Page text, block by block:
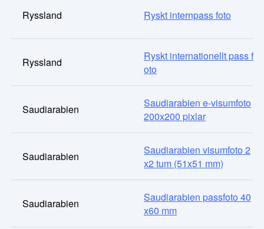
Ryssland Ryskt internpass foto
Ryssland
Ryskt internationellt pass f
oto
Saudiarabien
Saudiarabien e-visumfoto
200x200 pixlar
Saudiarabien
Saudiarabien visumfoto 2
x2 tum (51x51 mm)
Saudiarabien
Saudiarabien passfoto 40
x60 mm